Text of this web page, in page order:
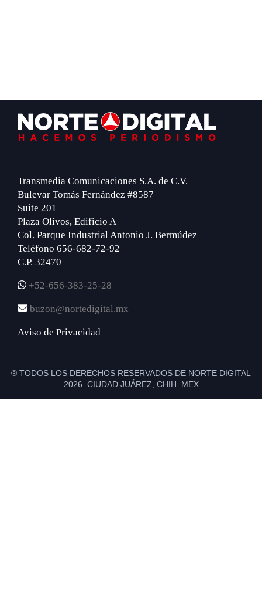
Footer
Transmedia Comunicaciones S.A. de C.V.
Bulevar Tomás Fernández #8587
Suite 201
Plaza Olivos, Edificio A
Col. Parque Industrial Antonio J. Bermúdez
Teléfono 656-682-72-92
C.P. 32470
+52-656-383-25-28
buzon@nortedigital.mx
Aviso de Privacidad
® TODOS LOS DERECHOS RESERVADOS DE NORTE DIGITAL
2026 CIUDAD JUÁREZ, CHIH. MEX.